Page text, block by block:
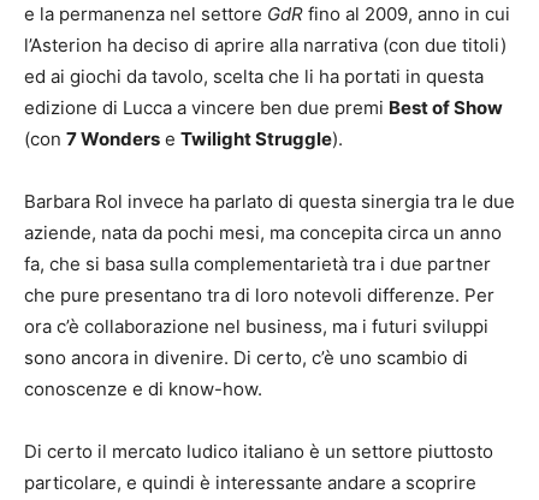
e la permanenza nel settore GdR fino al 2009, anno in cui
l’Asterion ha deciso di aprire alla narrativa (con due titoli)
ed ai giochi da tavolo, scelta che li ha portati in questa
edizione di Lucca a vincere ben due premi Best of Show
(con 7 Wonders e Twilight Struggle).
Barbara Rol invece ha parlato di questa sinergia tra le due
aziende, nata da pochi mesi, ma concepita circa un anno
fa, che si basa sulla complementarietà tra i due partner
che pure presentano tra di loro notevoli differenze. Per
ora c’è collaborazione nel business, ma i futuri sviluppi
sono ancora in divenire. Di certo, c’è uno scambio di
conoscenze e di know-how.
Di certo il mercato ludico italiano è un settore piuttosto
particolare, e quindi è interessante andare a scoprire